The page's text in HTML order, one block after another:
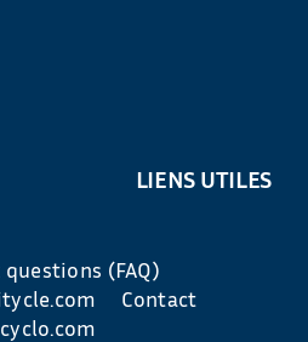
LIENS UTILES
(FAQ)
Contact